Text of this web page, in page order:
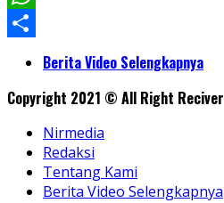
WhatsApp
ShareBerita Video Selengkapnya
Copyright 2021 © All Right Reciver
Nirmedia
Redaksi
Tentang Kami
Berita Video Selengkapnya